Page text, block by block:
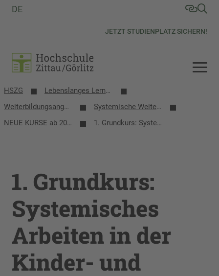
JETZT STUDIENPLATZ SICHERN!
DE
HSZG
Lebenslanges Lernen
Weiterbildungsangebote
Systemische Weiterbildungen
NEUE KURSE ab 2026
1. Grundkurs: Systemisches Arbeiten in der Kinder- und Jugendhilfe
1. Grundkurs:
Systemisches
Arbeiten in der
Kinder- und